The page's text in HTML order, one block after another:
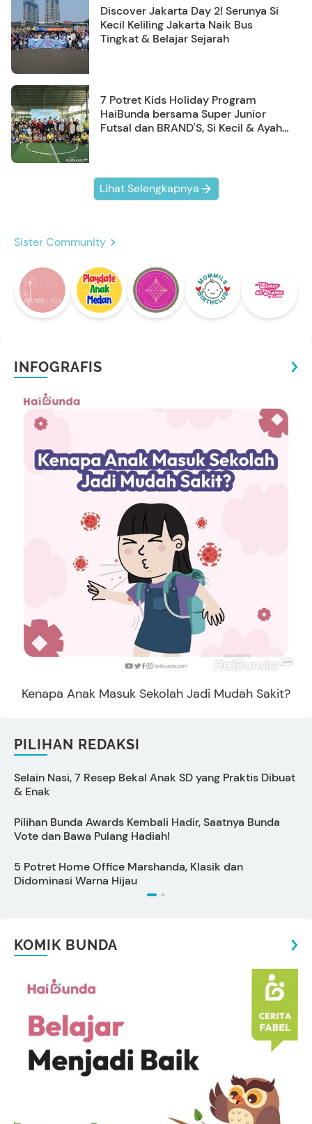
Discover Jakarta Day 2! Serunya Si
Kecil Keliling Jakarta Naik Bus
Tingkat & Belajar Sejarah
7 Potret Kids Holiday Program
HaiBunda bersama Super Junior
Futsal dan BRAND'S, Si Kecil & Ayah
Lihat Selengkapnya
Sister Community
INFOGRAFIS
Kenapa Anak Masuk Sekolah Jadi Mudah Sakit?
PILIHAN REDAKSI
Selain Nasi, 7 Resep Bekal Anak SD yang Praktis Dibuat
& Enak
Pilihan Bunda Awards Kembali Hadir, Saatnya Bunda
Vote dan Bawa Pulang Hadiah!
5 Potret Home Office Marshanda, Klasik dan
Didominasi Warna Hijau
KOMIK BUNDA